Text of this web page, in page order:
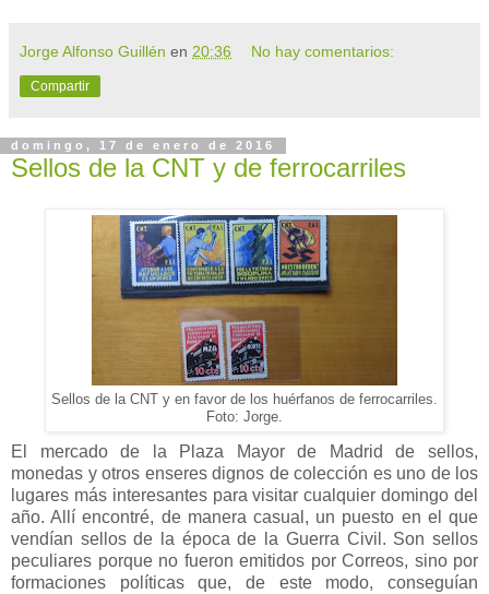
Jorge Alfonso Guillén en 20:36 No hay comentarios:
Compartir
domingo, 17 de enero de 2016
Sellos de la CNT y de ferrocarriles
Sellos de la CNT y en favor de los huérfanos de ferrocarriles.
Foto: Jorge.
El mercado de la Plaza Mayor de Madrid de sellos,
monedas y otros enseres dignos de colección es uno de los
lugares más interesantes para visitar cualquier domingo del
año. Allí encontré, de manera casual, un puesto en el que
vendían sellos de la época de la Guerra Civil. Son sellos
peculiares porque no fueron emitidos por Correos, sino por
formaciones políticas que, de este modo, conseguían